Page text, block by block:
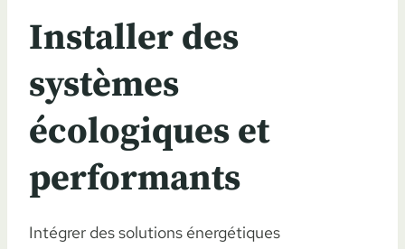
Installer des
systèmes
écologiques et
performants
Intégrer des solutions énergétiques